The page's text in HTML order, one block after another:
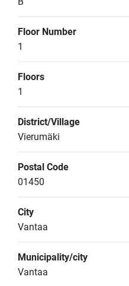
Floor Number
1
Floors
1
District/Village
Vierumäki
Postal Code
01450
City
Vantaa
Municipality/city
Vantaa